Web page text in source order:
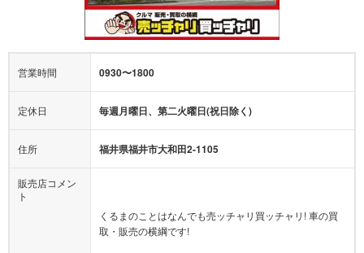
営業時間 0930〜1800
定休日 毎週月曜日、第二火曜日(祝日除く)
住所 福井県福井市大和田2-1105
販売店コメン
ト
くるまのことはなんでも売ッチャリ買ッチャリ! 車の買
取・販売の横綱です!